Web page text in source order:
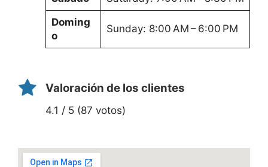
Doming
o
Sunday: 8:00 AM – 6:00 PM
Valoración de los clientes
4.1 / 5 (87 votos)